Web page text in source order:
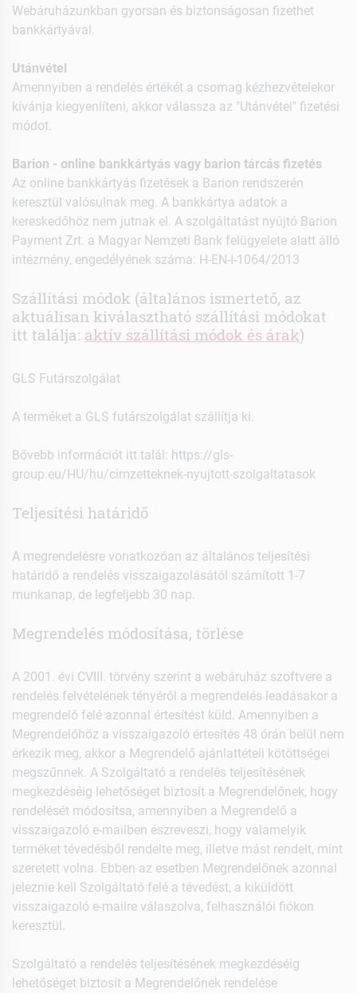
Webáruházunkban gyorsan és biztonságosan fizethet
bankkártyával.
Utánvétel
Amennyiben a rendelés értékét a csomag kézhezvételekor
kívánja kiegyenlíteni, akkor válassza az "Utánvétel" fizetési
módot.
Barion - online bankkártyás vagy barion tárcás fizetés
Az online bankkártyás fizetések a Barion rendszerén
keresztül valósulnak meg. A bankkártya adatok a
kereskedőhöz nem jutnak el. A szolgáltatást nyújtó Barion
Payment Zrt. a Magyar Nemzeti Bank felügyelete alatt álló
intézmény, engedélyének száma: H-EN-I-1064/2013
Szállítási módok (általános ismertető, az
aktuálisan kiválasztható szállítási módokat
itt találja: aktív szállítási módok és árak)
GLS Futárszolgálat
A terméket a GLS futárszolgálat szállítja ki.
Bővebb információt itt talál: https://gls-
group.eu/HU/hu/cimzetteknek-nyujtott-szolgaltatasok
Teljesítési határidő
A megrendelésre vonatkozóan az általános teljesítési
határidő a rendelés visszaigazolásától számított 1-7
munkanap, de legfeljebb 30 nap.
Megrendelés módosítása, törlése
A 2001. évi CVIII. törvény szerint a webáruház szoftvere a
rendelés felvételének tényéről a megrendelés leadásakor a
megrendelő felé azonnal értesítést küld. Amennyiben a
Megrendelőhöz a visszaigazoló értesítés 48 órán belül nem
érkezik meg, akkor a Megrendelő ajánlattételi kötöttségei
megszűnnek. A Szolgáltató a rendelés teljesítésének
megkezdéséig lehetőséget biztosít a Megrendelőnek, hogy
rendelését módosítsa, amennyiben a Megrendelő a
visszaigazoló e-mailben észreveszi, hogy valamelyik
terméket tévedésből rendelte meg, illetve mást rendelt, mint
szeretett volna. Ebben az esetben Megrendelőnek azonnal
jeleznie kell Szolgáltató felé a tévedést, a kiküldött
visszaigazoló e-mailre válaszolva, felhasználói fiókon
keresztül.
Szolgáltató a rendelés teljesítésének megkezdéséig
lehetőséget biztosít a Megrendelőnek rendelése